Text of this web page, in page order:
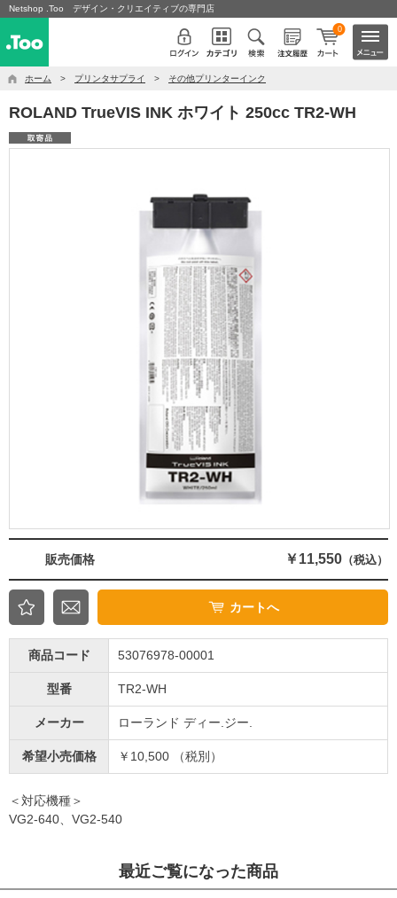
Netshop .Too デザイン・クリエイティブの専門店
0
ホーム > プリンタサプライ > その他プリンターインク
ROLAND TrueVIS INK ホワイト 250cc TR2-WH
販売価格 ￥11,550 （税込）
カートへ
商品コード 53076978-00001
型番 TR2-WH
メーカー ローランド ディー.ジー.
希望小売価格 ￥10,500 （税別）
＜対応機種＞
VG2-640、VG2-540
最近ご覧になった商品